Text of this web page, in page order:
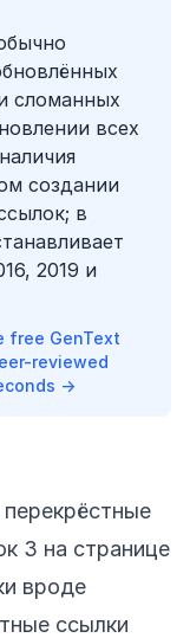
сломанных
всех
создании
в
2019 и
free GenText
reviewed
→
3 на странице
вроде
ссылки